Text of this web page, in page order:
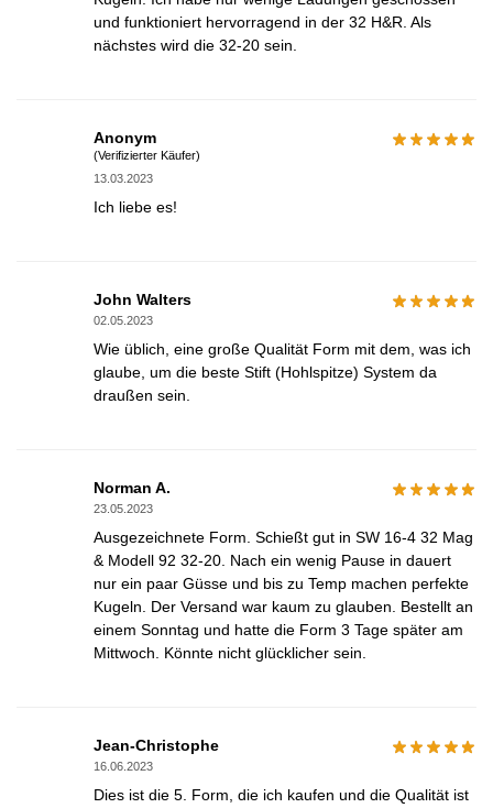
und funktioniert hervorragend in der 32 H&R. Als
nächstes wird die 32-20 sein.
Anonym
(Verifizierter Käufer)
13.03.2023
Ich liebe es!
John Walters
02.05.2023
Wie üblich, eine große Qualität Form mit dem, was ich
glaube, um die beste Stift (Hohlspitze) System da
draußen sein.
Norman A.
23.05.2023
Ausgezeichnete Form. Schießt gut in SW 16-4 32 Mag
& Modell 92 32-20. Nach ein wenig Pause in dauert
nur ein paar Güsse und bis zu Temp machen perfekte
Kugeln. Der Versand war kaum zu glauben. Bestellt an
einem Sonntag und hatte die Form 3 Tage später am
Mittwoch. Könnte nicht glücklicher sein.
Jean-Christophe
16.06.2023
Dies ist die 5. Form, die ich kaufen und die Qualität ist